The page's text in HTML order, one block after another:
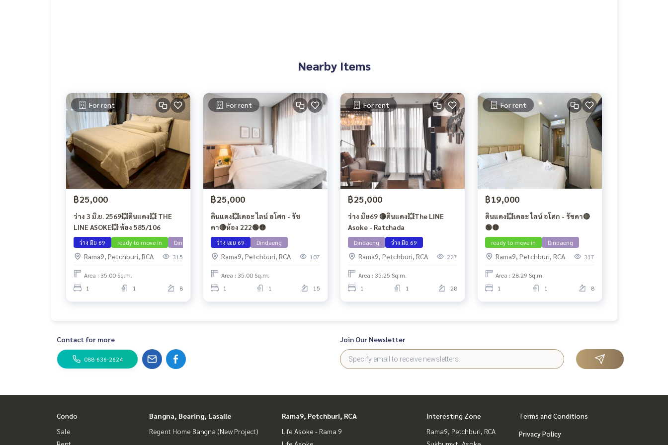
Nearby Items
For rent
฿25,000
ว่าง 3 มิ.ย. 2569💥ดินแดง💥 THE
LINE ASOKE💥 ห้อง 585/106
ว่าง มิย 69 ready to move in Dindaeng
Rama9, Petchburi, RCA 315
Area : 35.00 Sq.m.
1
1 8
For rent
฿25,000
ดินแดง💥เดอะ ไลน์ อโศก - รัช
ดา🔴ห้อง 222🟢🟡
ว่าง เมย 69 Dindaeng
Rama9, Petchburi, RCA 107
Area : 35.00 Sq.m.
1
1 15
For rent
฿25,000
ว่าง มิย69 🔴ดินแดง💥The LINE
Asoke - Ratchada
Dindaeng ว่าง มิย 69
Rama9, Petchburi, RCA 227
Area : 35.25 Sq.m.
1
1 28
For rent
฿19,000
ดินแดง💥เดอะ ไลน์ อโศก - รัชดา🔴
🟢🟡
ready to move in Dindaeng
Rama9, Petchburi, RCA 317
Area : 28.29 Sq.m.
1
1 8
Contact for more
088-636-2624
Join Our Newsletter
Condo
Sale
Bangna, Bearing, Lasalle
Regent Home Bangna (New Project)
Rama9, Petchburi, RCA
Life Asoke - Rama 9
Interesting Zone
Rama9, Petchburi, RCA
Terms and Conditions
Privacy Policy